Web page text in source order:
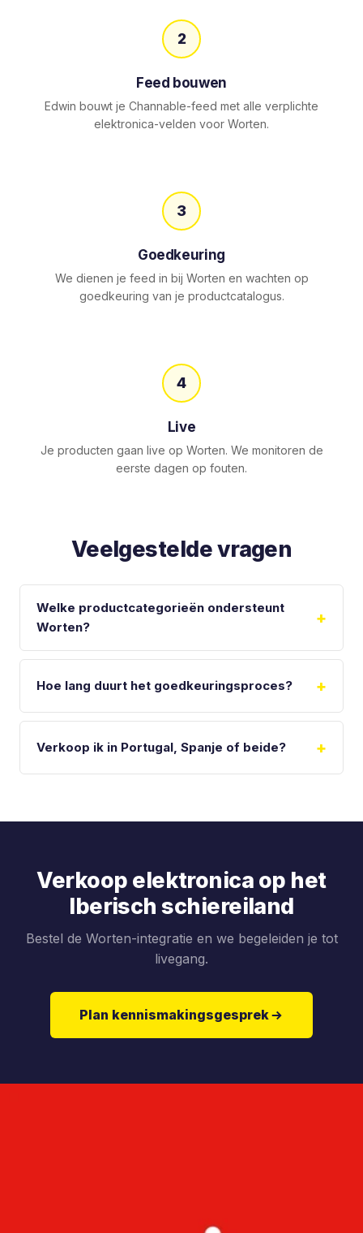
2
Feed bouwen
Edwin bouwt je Channable-feed met alle verplichte
elektronica-velden voor Worten.
3
Goedkeuring
We dienen je feed in bij Worten en wachten op
goedkeuring van je productcatalogus.
4
Live
Je producten gaan live op Worten. We monitoren de
eerste dagen op fouten.
Veelgestelde vragen
Welke productcategorieën ondersteunt
Worten?
Hoe lang duurt het goedkeuringsproces?
Verkoop ik in Portugal, Spanje of beide?
Verkoop elektronica op het
Iberisch schiereiland
Bestel de Worten-integratie en we begeleiden je tot
livegang.
Plan kennismakingsgesprek